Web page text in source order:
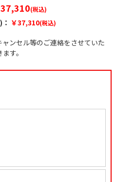
(税込)
￥37,310(税込)
ンセル等のご連絡をさせていた
す。